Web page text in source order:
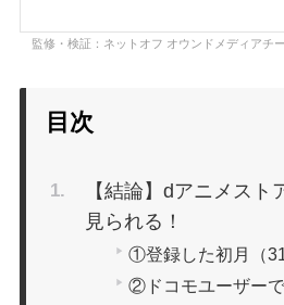
監修・検証：ネットオフ オウンドメディアチ
目次
【結論】dアニメスト
見られる！
①登録した初月（
②ドコモユーザー